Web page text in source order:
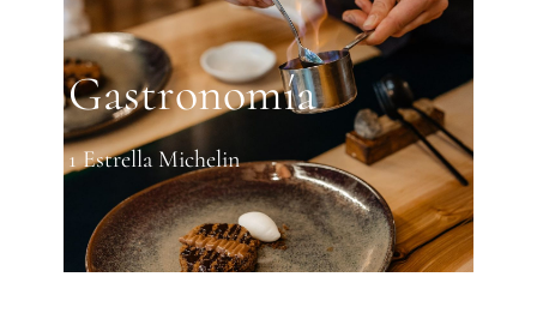
Gastronomía
1 Estrella Michelin